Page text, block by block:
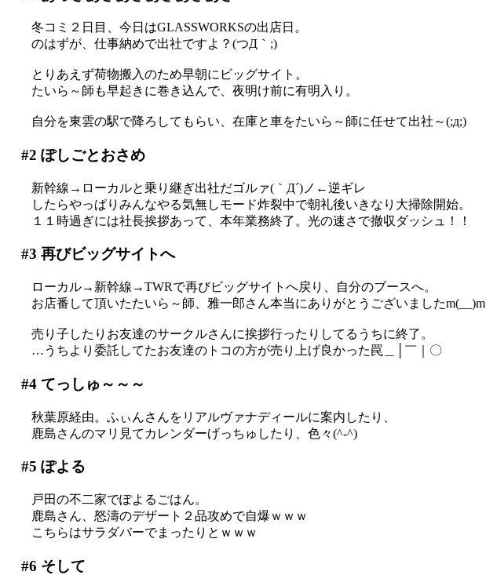
冬コミ２日目、今日はGLASSWORKSの出店日。
のはずが、仕事納めで出社ですよ？(つД｀;)
とりあえず荷物搬入のため早朝にビッグサイト。
たいら～師も早起きに巻き込んで、夜明け前に有明入り。
自分を東雲の駅で降ろしてもらい、在庫と車をたいら～師に任せて出社～(;д;)
#2 ぽしごとおさめ
新幹線→ローカルと乗り継ぎ出社だゴルァ(｀Д´)ノ←逆ギレ
したらやっぱりみんなやる気無しモード炸裂中で朝礼後いきなり大掃除開始。
１１時過ぎには社長挨拶あって、本年業務終了。光の速さで撤収ダッシュ！！
#3 再びビッグサイトへ
ローカル→新幹線→TWRで再びビッグサイトへ戻り、自分のブースへ。
お店番して頂いたたいら～師、雅一郎さん本当にありがとうございましたm(__)m
売り子したりお友達のサークルさんに挨拶行ったりしてるうちに終了。
…うちより委託してたお友達のトコの方が売り上げ良かった罠＿│￣｜〇
#4てっしゅ～～～
秋葉原経由。ふぃんさんをリアルヴァナディールに案内したり、
鹿島さんのマリ見てカレンダーげっちゅしたり、色々(^-^)
#5 ぽよる
戸田の不二家でぽよるごはん。
鹿島さん、怒濤のデザート２品攻めで自爆ｗｗｗ
こちらはサラダバーでまったりとｗｗｗ
#6 そして